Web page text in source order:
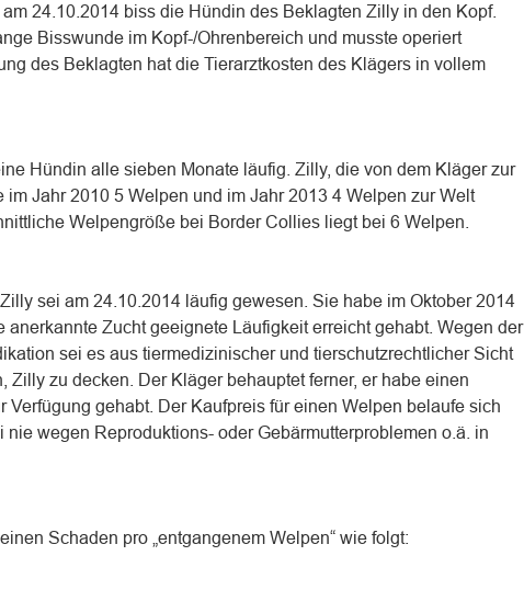
24.10.2014 biss die Hündin des Beklagten Zilly in den Kopf.
Bisswunde im Kopf-/Ohrenbereich und musste operiert
des Beklagten hat die Tierarztkosten des Klägers in vollem
Hündin alle sieben Monate läufig. Zilly, die von dem Kläger zur
im Jahr 2010 5 Welpen und im Jahr 2013 4 Welpen zur Welt
Welpengröße bei Border Collies liegt bei 6 Welpen.
sei am 24.10.2014 läufig gewesen. Sie habe im Oktober 2014
anerkannte Zucht geeignete Läufigkeit erreicht gehabt. Wegen der
sei es aus tiermedizinischer und tierschutzrechtlicher Sicht
Zilly zu decken. Der Kläger behauptet ferner, er habe einen
Verfügung gehabt. Der Kaufpreis für einen Welpen belaufe sich
nie wegen Reproduktions- oder Gebärmutterproblemen o.ä. in
Schaden pro „entgangenem Welpen“ wie folgt: